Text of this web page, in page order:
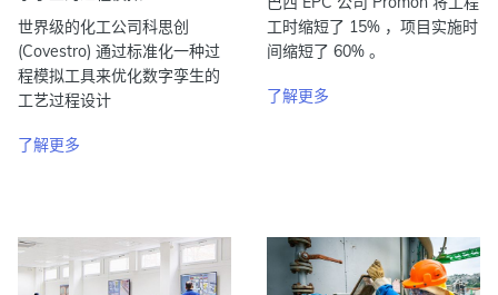
世界级的化工公司科思创
(Covestro) 通过标准化一种过
程模拟工具来优化数字孪生的
工艺过程设计
了解更多
工时缩短了 15% ，项目实施时
间缩短了 60% 。
了解更多